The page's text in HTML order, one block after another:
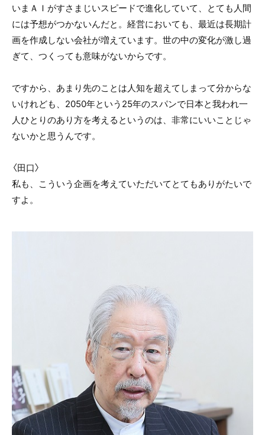
いまＡＩがすさまじいスピードで進化していて、とても人間
には予想がつかないんだと。経営においても、最近は長期計
画を作成しない会社が増えています。世の中の変化が激し過
ぎて、つくっても意味がないからです。
ですから、あまり先のことは人知を超えてしまって分からな
いけれども、2050年という25年のスパンで日本と我われ一
人ひとりのあり方を考えるというのは、非常にいいことじゃ
ないかと思うんです。
〈田口〉
私も、こういう企画を考えていただいてとてもありがたいで
すよ。